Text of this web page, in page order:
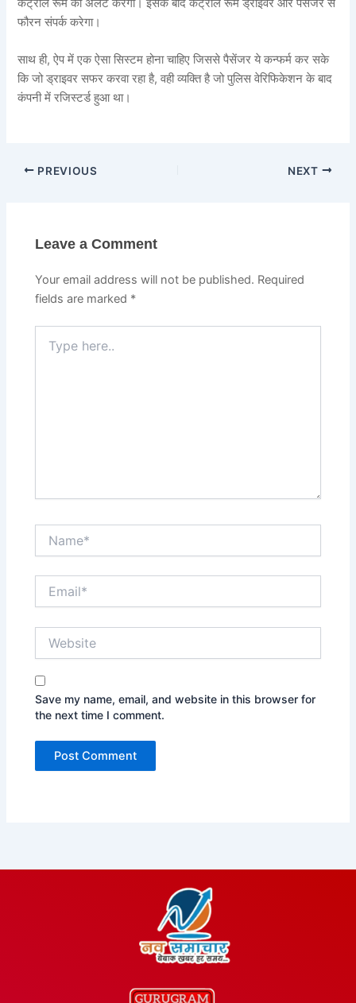
कंट्रोल रूम को अलर्ट करेगा। इसके बाद कंट्रोल रूम ड्राइवर और पैसेंजर से
फौरन संपर्क करेगा।
साथ ही, ऐप में एक ऐसा सिस्टम होना चाहिए जिससे पैसेंजर ये कन्फर्म कर सके
कि जो ड्राइवर सफर करवा रहा है, वही व्यक्ति है जो पुलिस वेरिफिकेशन के बाद
कंपनी में रजिस्टर्ड हुआ था।
PREVIOUS NEXT
Leave a Comment
Your email address will not be published. Required
fields are marked *
here..
Save my name, email, and website in this browser for
the next time I comment.